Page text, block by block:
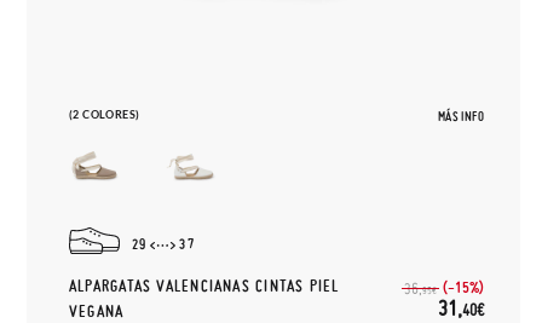
(2 COLORES) MÁS INFO
29 37
ALPARGATAS VALENCIANAS CINTAS PIEL
VEGANA
36,95€ (-15%)
31,40€